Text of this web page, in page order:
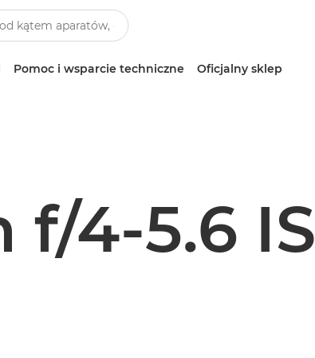
Pomoc i wsparcie techniczne Oficjalny sklep
f/4-5.6 IS